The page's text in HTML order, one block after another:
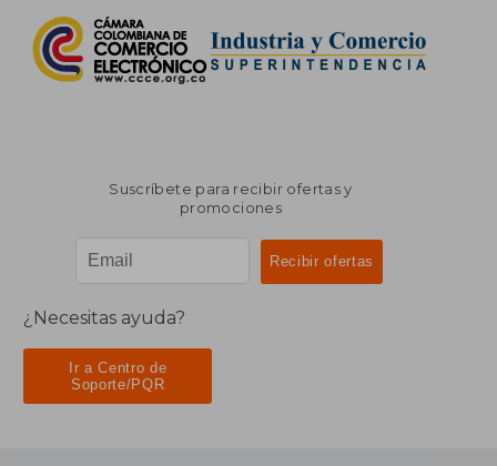
Suscríbete para recibir ofertas y
promociones
¿Necesitas ayuda?
Ir a Centro de
Soporte/PQR